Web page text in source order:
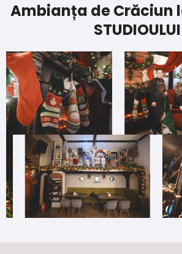
Ambianța de Crăciun
STUDIOULUI